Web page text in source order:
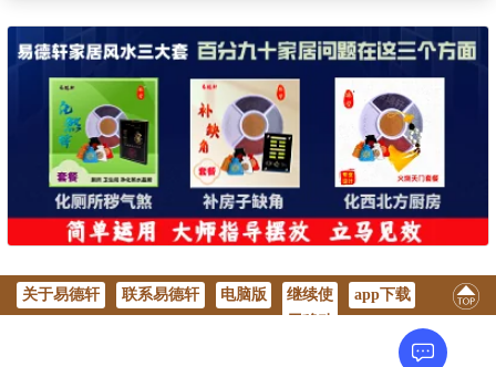
关于易德轩 联系易德轩 电脑版
继续使
app下载